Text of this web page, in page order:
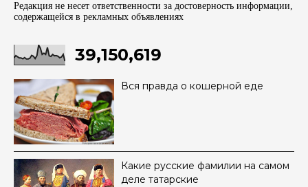
Редакция не несет ответственности за достоверность информации,
содержащейся в рекламных объявленияx
39,150,619
Вся правда о кошерной еде
Какие русские фамилии на самом
деле татарские